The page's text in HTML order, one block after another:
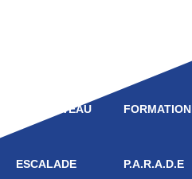
HAUT NIVEAU
ESCALADE
FORMATION
P.A.R.A.D.E